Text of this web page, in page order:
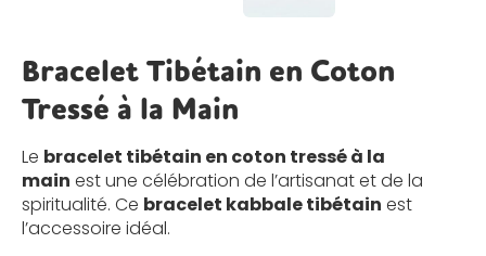
Bracelet Tibétain en Coton
Tressé à la Main
Le bracelet tibétain en coton tressé à la
main est une célébration de l’artisanat et de la
spiritualité. Ce bracelet kabbaletibétain est
l’accessoire idéal.